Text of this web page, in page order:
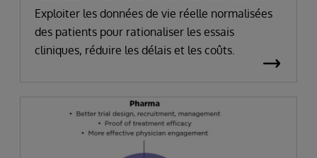
des patients
Exploiter les données de vie réelle normalisées
des patients pour rationaliser les essais
cliniques, réduire les délais et les coûts.